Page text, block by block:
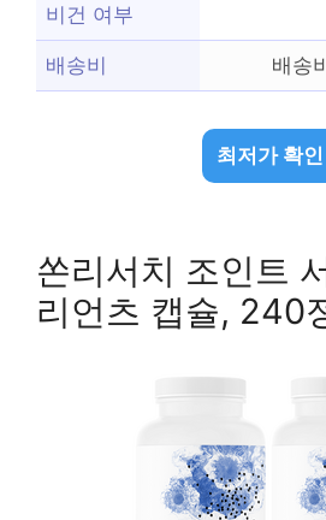
비건 여부
배송비 배송
최저가 확인
쏜리서치 조인트
리언츠 캡슐, 240